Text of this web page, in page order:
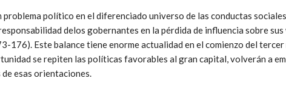
político en el diferenciado universo de las conductas
delos gobernantes en la pérdida de influencia sobre sus
176). Este balance tiene enorme actualidad en el comienzo del tercer
se repiten las políticas favorables al gran capital, volverán a
esas orientaciones.